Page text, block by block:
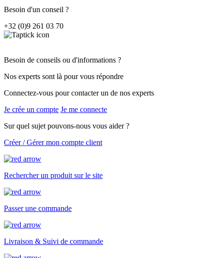
Besoin d'un conseil ?
+32 (0)9 261 03 70
Besoin de conseils ou d'informations ?
Nos experts sont là pour vous répondre
Connectez-vous pour contacter un de nos experts
Je crée un compte Je me connecte
Sur quel sujet pouvons-nous vous aider ?
Créer / Gérer mon compte client
Rechercher un produit sur le site
Passer une commande
Livraison & Suivi de commande